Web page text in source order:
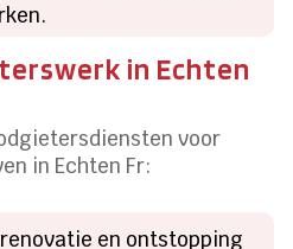
in Echten
voor
in Echten Fr:
en ontstopping